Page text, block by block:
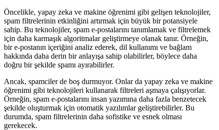
Öncelikle, yapay zeka ve makine öğrenimi gibi gelişen teknolojiler,
spam filtrelerinin etkinliğini artırmak için büyük bir potansiyele
sahip. Bu teknolojiler, spam e-postalarını tanımlamak ve filtrelemek
için daha karmaşık algoritmalar geliştirmeye olanak tanır. Örneğin,
bir e-postanın içeriğini analiz ederek, dil kullanımı ve bağlam
hakkında daha derin bir anlayışa sahip olabilirler, böylece daha
doğru bir şekilde spamı ayırabilirler.
Ancak, spamciler de boş durmuyor. Onlar da yapay zeka ve makine
öğrenimi gibi teknolojileri kullanarak filtreleri aşmaya çalışıyorlar.
Örneğin, spam e-postalarını insan yazımına daha fazla benzetecek
şekilde oluşturmak için otomatik yazılımlar geliştirebilirler. Bu
durumda, spam filtrelerinin daha sofistike ve esnek olması
gerekecek.